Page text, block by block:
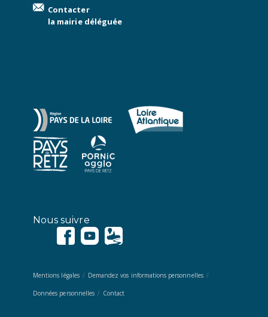
Contacter
la mairie déléguée
Nous suivre
Mentions légales Demandez vos informations personnelles
Données personnelles Contact